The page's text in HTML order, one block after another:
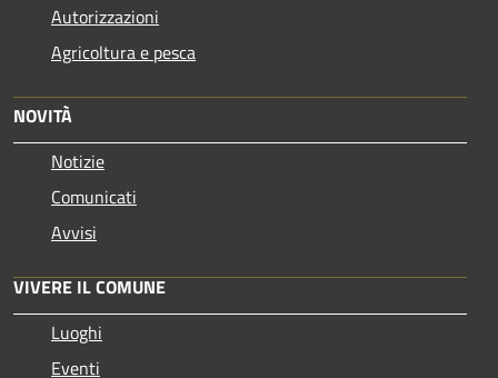
Autorizzazioni
Agricoltura e pesca
NOVITÀ
Notizie
Comunicati
Avvisi
VIVERE IL COMUNE
Luoghi
Eventi